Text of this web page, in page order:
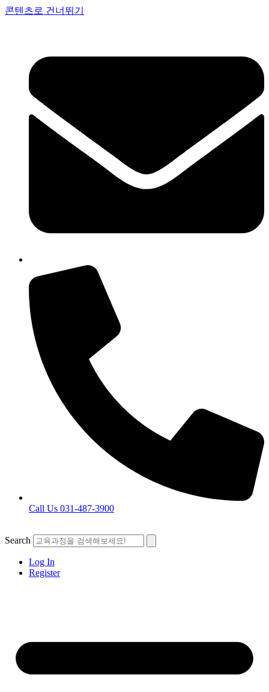
콘텐츠로 건너뛰기
Call Us 031-487-3900
Search
Log In
Register